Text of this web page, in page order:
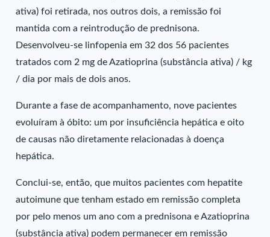
ativa) foi retirada, nos outros dois, a remissão foi
mantida com a reintrodução de prednisona.
Desenvolveu-se linfopenia em 32 dos 56 pacientes
tratados com 2 mg de Azatioprina (substância ativa) / kg
/ dia por mais de dois anos.
Durante a fase de acompanhamento, nove pacientes
evoluíram à óbito: um por insuficiência hepática e oito
de causas não diretamente relacionadas à doença
hepática.
Conclui-se, então, que muitos pacientes com hepatite
autoimune que tenham estado em remissão completa
por pelo menos um ano com a prednisona e Azatioprina
(substância ativa) podem permanecer em remissão